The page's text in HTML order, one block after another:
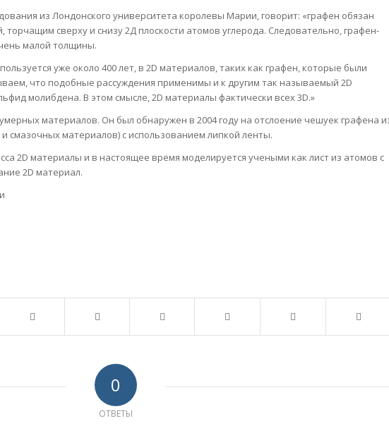
из Лондонского университета королевы Марии, говорит: «графен обязан
сверху и снизу 2Д плоскости атомов углерода. Следовательно, графен-
малой толщины.
уже около 400 лет, в 2D материалов, таких как графен, которые были
что подобные рассуждения применимы и к другим так называемый 2D
молибдена. В этом смысле, 2D материалы фактически всех 3D.»
материалов. Он был обнаружен в 2004 году на отслоение чешуек графена
смазочных материалов) с использованием липкой ленты.
2D материалы и в настоящее время моделируется учеными как лист из атомов с
2D материал.
0
ОТВЕТЫ